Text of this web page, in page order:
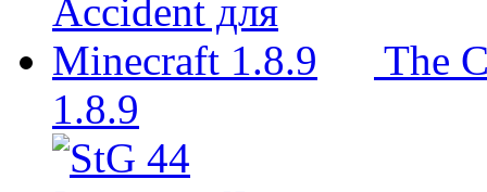
The
1.8.9